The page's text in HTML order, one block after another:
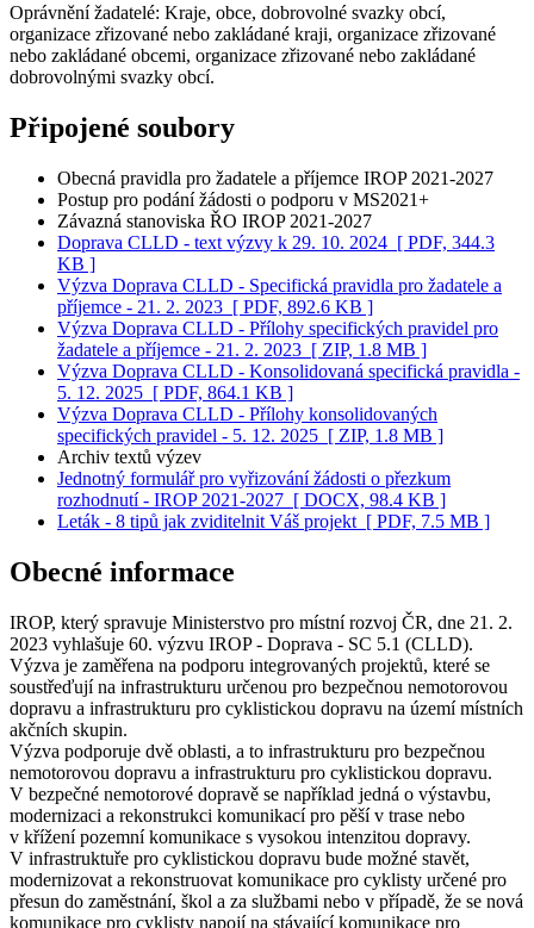
Oprávnění žadatelé: Kraje, obce, dobrovolné svazky obcí,
organizace zřizované nebo zakládané kraji, organizace zřizované
nebo zakládané obcemi, organizace zřizované nebo zakládané
dobrovolnými svazky obcí.
Připojené soubory
Obecná pravidla pro žadatele a příjemce IROP 2021-2027
Postup pro podání žádosti o podporu v MS2021+
Závazná stanoviska ŘO IROP 2021-2027
Doprava CLLD - text výzvy k 29. 10. 2024 [ PDF, 344.3
KB ]
Výzva Doprava CLLD - Specifická pravidla pro žadatele a
příjemce - 21. 2. 2023 [ PDF, 892.6 KB ]
Výzva Doprava CLLD - Přílohy specifických pravidel pro
žadatele a příjemce - 21. 2. 2023 [ ZIP, 1.8 MB ]
Výzva Doprava CLLD - Konsolidovaná specifická pravidla -
5. 12. 2025 [ PDF, 864.1 KB ]
Výzva Doprava CLLD - Přílohy konsolidovaných
specifických pravidel - 5. 12. 2025 [ ZIP, 1.8 MB ]
Archiv textů výzev
Jednotný formulář pro vyřizování žádosti o přezkum
rozhodnutí - IROP 2021-2027 [ DOCX, 98.4 KB ]
Leták - 8 tipů jak zviditelnit Váš projekt [ PDF, 7.5 MB ]
Obecné informace
IROP, který spravuje Ministerstvo pro místní rozvoj ČR, dne 21. 2.
2023 vyhlašuje 60. výzvu IROP - Doprava - SC 5.1 (CLLD).
Výzva je zaměřena na podporu integrovaných projektů, které se
soustřeďují na infrastrukturu určenou pro bezpečnou nemotorovou
dopravu a infrastrukturu pro cyklistickou dopravu na území místních
akčních skupin.
Výzva podporuje dvě oblasti, a to infrastrukturu pro bezpečnou
nemotorovou dopravu a infrastrukturu pro cyklistickou dopravu.
V bezpečné nemotorové dopravě se například jedná o výstavbu,
modernizaci a rekonstrukci komunikací pro pěší v trase nebo
v křížení pozemní komunikace s vysokou intenzitou dopravy.
V infrastruktuře pro cyklistickou dopravu bude možné stavět,
modernizovat a rekonstruovat komunikace pro cyklisty určené pro
přesun do zaměstnání, škol a za službami nebo v případě, že se nová
komunikace pro cyklisty napojí na stávající komunikace pro